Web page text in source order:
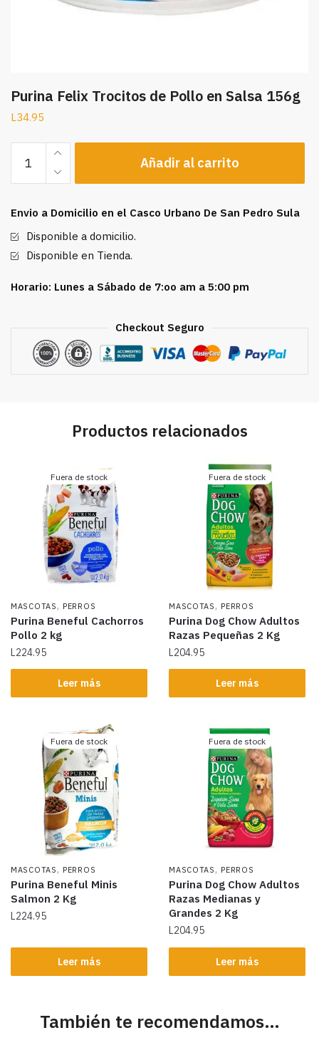
Purina Felix Trocitos de Pollo en Salsa 156g
L34.95
Felix
Trocitos
Pollo
en
Salsa
cantidad
Añadir al carrito
Envio a Domicilio en el Casco Urbano De San Pedro Sula
Disponible a domicilio.
Disponible en Tienda.
Horario: Lunes a Sábado de 7:oo am a 5:00 pm
Checkout Seguro
Productos relacionados
Fuera de stock
MASCOTAS , PERROS
Purina Beneful Cachorros
Pollo 2 kg
L224.95
Leer más
Fuera de stock
MASCOTAS , PERROS
Purina Dog Chow Adultos
Razas Pequeñas 2 Kg
L204.95
Leer más
Fuera de stock
MASCOTAS , PERROS
Purina Beneful Minis
Salmon 2 Kg
L224.95
Leer más
Fuera de stock
MASCOTAS , PERROS
Purina Dog Chow Adultos
Razas Medianas y
Grandes 2 Kg
L204.95
Leer más
También te recomendamos…